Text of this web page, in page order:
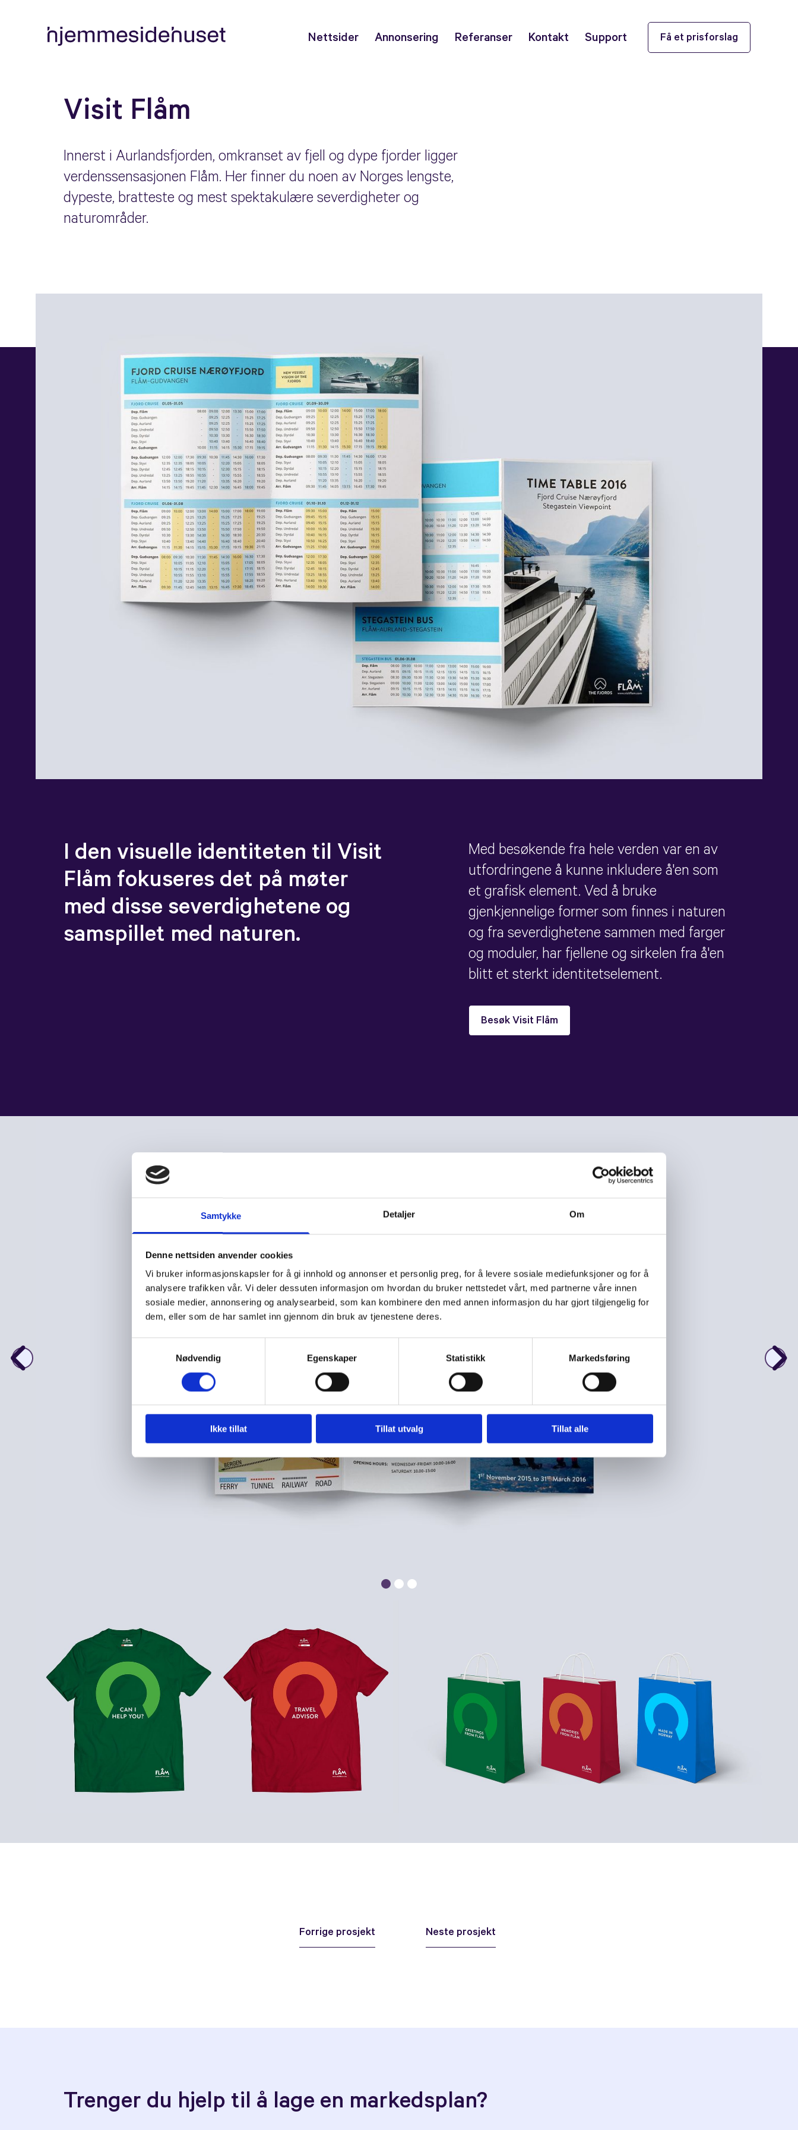
Samtykke Detaljer Om
Denne nettsiden anvender cookies
Vi bruker informasjonskapsler for å gi innhold og annonser et personlig preg, for å levere sosiale mediefunksjoner og for å
analysere trafikken vår. Vi deler dessuten informasjon om hvordan du bruker nettstedet vårt, med partnerne våre innen
sosiale medier, annonsering og analysearbeid, som kan kombinere den med annen informasjon du har gjort tilgjengelig for
dem, eller som de har samlet inn gjennom din bruk av tjenestene deres.
Nødvendig
Egenskaper Statistikk Markedsføring
Ikke tillat Tillat utvalg Tillat alle
Få et prisforslag
Nettsider Annonsering Referanser Kontakt Support
Visit Flåm
Innerst i Aurlandsfjorden, omkranset av fjell og dype fjorder ligger
verdenssensasjonen Flåm. Her finner du noen av Norges lengste,
dypeste, bratteste og mest spektakulære severdigheter og
naturområder.
I den visuelle identiteten til Visit
Flåm fokuseres det på møter
med disse severdighetene og
samspillet med naturen.
Med besøkende fra hele verden var en av
utfordringene å kunne inkludere å'en som
et grafisk element. Ved å bruke
gjenkjennelige former som finnes i naturen
og fra severdighetene sammen med farger
og moduler, har fjellene og sirkelen fra å'en
blitt et sterkt identitetselement.
Besøk Visit Flåm
Forrige prosjekt Neste prosjekt
Trenger du hjelp til å lage en markedsplan?